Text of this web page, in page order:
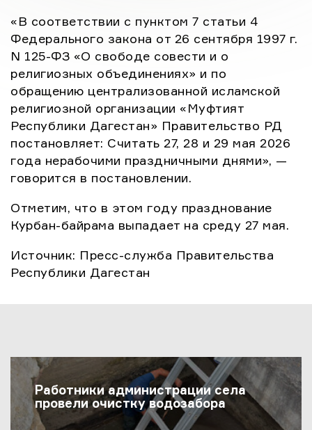
«В соответствии с пунктом 7 статьи 4
Федерального закона от 26 сентября 1997 г.
N 125-ФЗ «О свободе совести и о
религиозных объединениях» и по
обращению централизованной исламской
религиозной организации «Муфтият
Республики Дагестан» Правительство РД
постановляет: Считать 27, 28 и 29 мая 2026
года нерабочими праздничными днями», —
говорится в постановлении.
Отметим, что в этом году празднование
Курбан-байрама выпадает на среду 27 мая.
Источник: Пресс-служба Правительства
Республики Дагестан
Последние Новости
Работники администрации села
провели очистку водозабора